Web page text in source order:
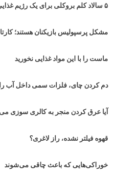
۵ سالاد کلم بروکلی برای یک رژیم غذایی سالم
مشکل پرسپولیس بازیکنان هستند؛
ماست را با این مواد غذایی نخورید
دم کردن چای، فلزات سمی داخل آب
آیا عرق کردن منجر به کالری سوزی
قهوه فیلتر نشده، راز لاغری؟
خوراکی‌هایی که باعث چاقی می‌شوند